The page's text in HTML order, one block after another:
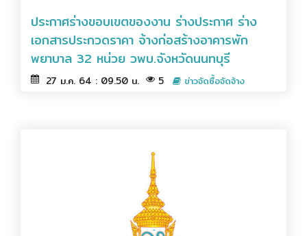
ประกาศร่างขอบเขตของงาน ร่างประกาศ ร่าง
เอกสารประกวดราคา จ้างก่อสร้างอาคารพัก
พยาบาล 32 หน่วย วพบ.จังหวัดนนทบุรี
27 ม.ค. 64 : 09.50 น. 5 ข่าวจัดซื้อจัดจ้าง